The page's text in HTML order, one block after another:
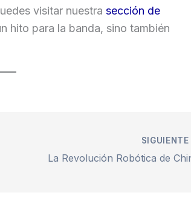
visitar nuestra sección de
hito para la banda, sino también
SIGUIENTE
La Revolución Robótica de